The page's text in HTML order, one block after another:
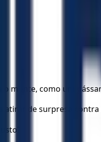
o monte, como um
atirar de surpresa